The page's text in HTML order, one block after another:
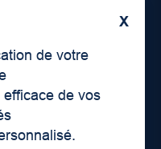
X
de votre
de vos